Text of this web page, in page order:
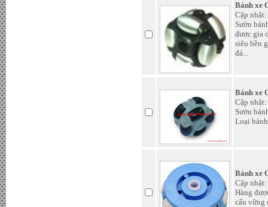
Bánh xe
Cập
Sườn
được gia
siêu bền
đá...
Bánh xe
Cập
Sườn
Loại
Bánh xe
Cập
Hàng
cấu vững